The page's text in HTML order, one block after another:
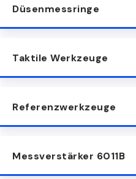
Düsenmessringe
Taktile Werkzeuge
Referenzwerkzeuge
Messverstärker 6011B